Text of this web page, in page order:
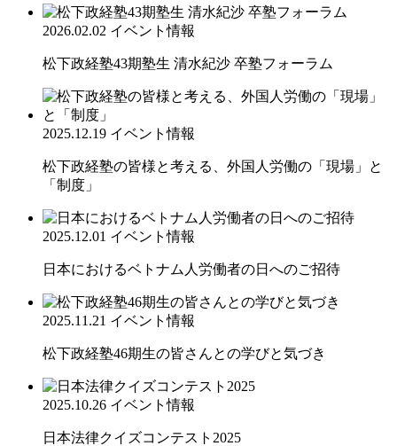
2026.02.02 イベント情報
松下政経塾43期塾生 清水紀沙 卒塾フォーラム
2025.12.19 イベント情報
松下政経塾の皆様と考える、外国人労働の「現場」と
「制度」
2025.12.01 イベント情報
日本におけるベトナム人労働者の日へのご招待
2025.11.21 イベント情報
松下政経塾46期生の皆さんとの学びと気づき
2025.10.26 イベント情報
日本法律クイズコンテスト2025